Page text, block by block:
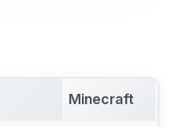
Minecraft